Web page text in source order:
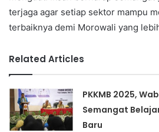
terjaga agar setiap sektor mampu
terbaiknya demi Morowali yang
Related Articles
PKKMB 2025,
Semangat
Baru